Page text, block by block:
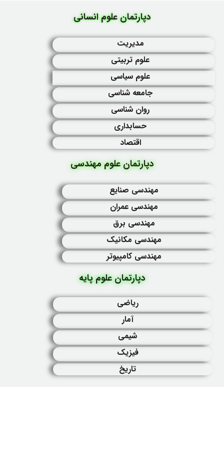
دپارتمان علوم انسانی
مدیریت
علوم تربیتی
علوم سیاسی
جامعه شناسی
روان شناسی
حسابداری
اقتصاد
دپارتمان علوم مهندسی
مهندسی صنایع
مهندسی عمران
مهندسی برق
مهندسی مکانیک
مهندسی کامپیوتر
دپارتمان علوم پایه
ریاضی
آمار
شیمی
فیزیک
تاریخ